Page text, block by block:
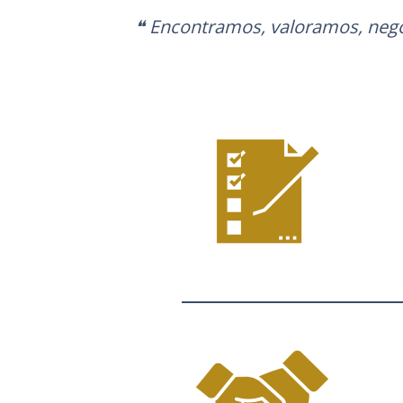
❝ Encontramos, valoramos,